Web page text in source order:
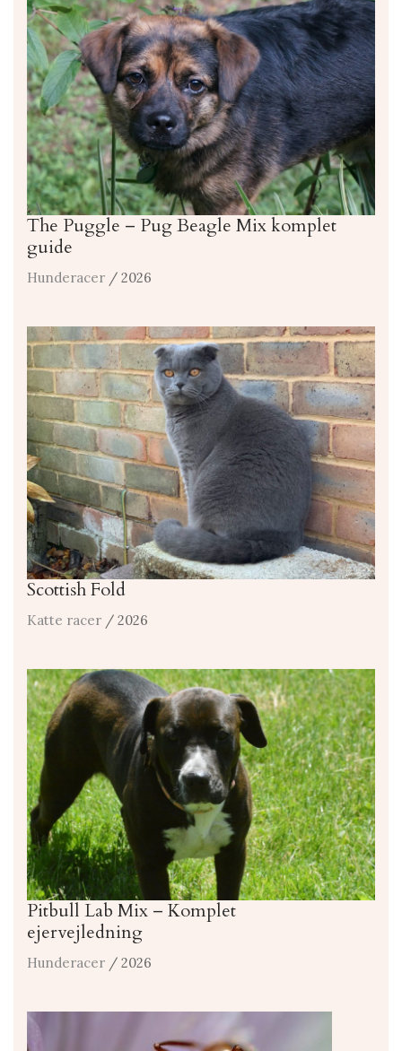
The Puggle – Pug Beagle Mix komplet
guide
Hunderacer / 2026
Scottish Fold
Katte racer / 2026
Pitbull Lab Mix – Komplet
ejervejledning
Hunderacer / 2026